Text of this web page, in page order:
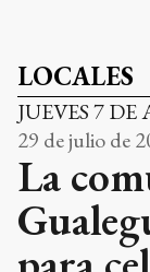
LOCALES
JUEVES 7 DE
29 de julio de
La